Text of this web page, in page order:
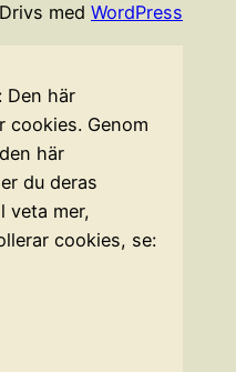
Drivs med WordPress
Den här
cookies. Genom
här
du deras
veta mer,
cookies, se: